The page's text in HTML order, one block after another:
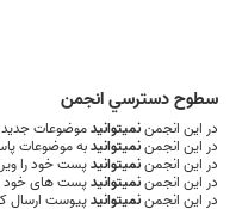
سطوح دسترسي انجمن
در این انجمننمیتوانیدموضوعات
در این انجمننمیتوانیدبه موضوعات
در این انجمننمیتوانیدپست خود را
در این انجمننمیتوانیدپست های خود
در این انجمننمیتوانیدپیوست ارسال